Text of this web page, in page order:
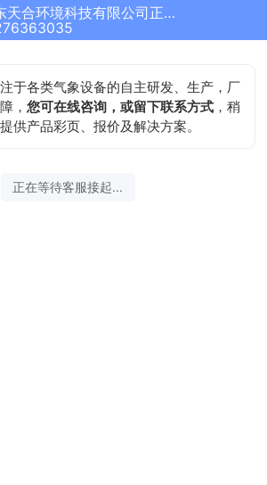
山东天合环境科技有限公司正在为您服务
于各类气象设备的自主研发、生产，厂
，您可在线咨询，或留下联系方式 ，稍
供产品彩页、报价及解决方案。
正在等待客服接起...